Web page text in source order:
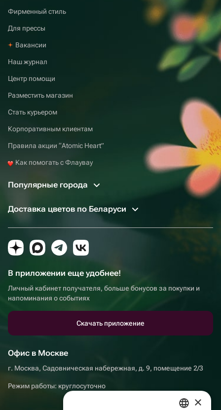
Фирменный стиль
Для прессы
Вакансии
Наш журнал
Центр помощи
Разместить магазин
Стать курьером
Корпоративным клиентам
Правила акции “Atomic Heart”
Как помогать с Флаувау
Популярные города
Доставка цветов по Беларуси
В приложении еще удобнее!
Личный кабинет получателя, больше бонусов за покупки и
напоминания о событиях
Скачать приложение
Офис в Москве
г. Москва, Садовническая набережная, д. 9, помещение 2/3
Режим работы: круглосуточно
×